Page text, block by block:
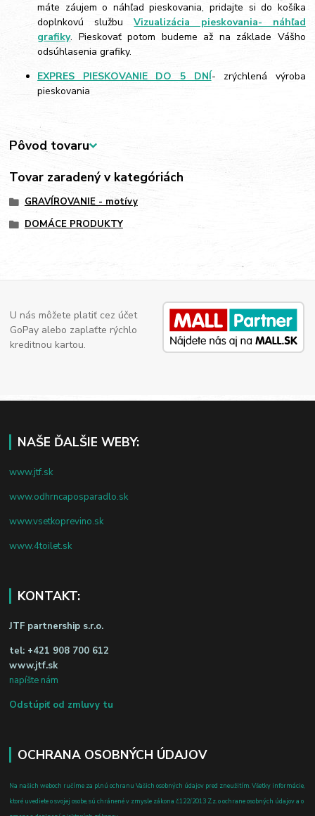
máte záujem o náhľad pieskovania, pridajte si do košíka
doplnkovú službuVizualizácia pieskovania- náhľad
grafiky. Pieskovať potom budeme až na základe Vášho
odsúhlasenia grafiky.
EXPRES PIESKOVANIE DO 5 DNÍ- zrýchlená výroba
pieskovania
Pôvod tovaru
Tovar zaradený v kategóriách
GRAVÍROVANIE - motívy
DOMÁCE PRODUKTY
U nás môžete platiť cez účet
GoPay alebo zaplaťte rýchlo
kreditnou kartou.
NAŠE ĎALŠIE WEBY:
www.jtf.sk
www.odhrncaposparadlo.sk
www.vsetkoprevino.sk
www.4toilet.sk
KONTAKT:
JTF partnership s.r.o.
tel: +421 908 700 612
www.jtf.sk
napíšte nám
Odstúpiť od zmluvy tu
OCHRANA OSOBNÝCH ÚDAJOV
Na našich weboch ručíme za plnú ochranu Vašich osobných údajov pred zneužitím. Všetky informácie,
ktoré uvediete o svojej osobe, sú chránené v zmysle zákona č.122/2013 Z.z. o ochrane osobných údajov a o